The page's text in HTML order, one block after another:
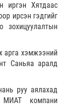
иргэн Хятдаас
ирсэн гэдгийг
арга хэмжээний
Саньяа аралд
руу аялахад
компани